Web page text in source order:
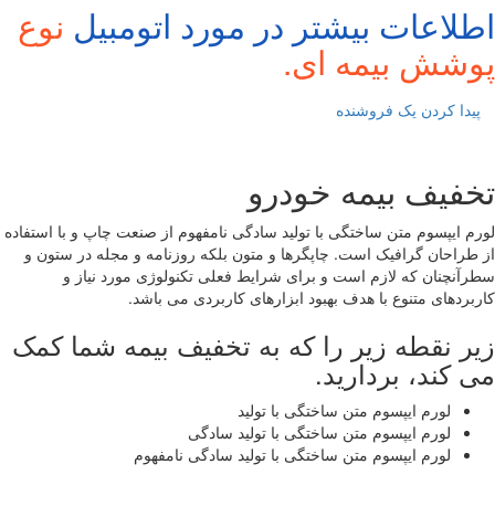
اطلاعات بیشتر در مورد اتومبیل نوع
پوشش بیمه ای.
پیدا کردن یک فروشنده
تخفیف بیمه خودرو
لورم ایپسوم متن ساختگی با تولید سادگی نامفهوم از صنعت چاپ و با استفاده
از طراحان گرافیک است. چاپگرها و متون بلکه روزنامه و مجله در ستون و
سطرآنچنان که لازم است و برای شرایط فعلی تکنولوژی مورد نیاز و
کاربردهای متنوع با هدف بهبود ابزارهای کاربردی می باشد.
زیر نقطه زیر را که به تخفیف بیمه شما کمک
می کند، بردارید.
لورم ایپسوم متن ساختگی با تولید
لورم ایپسوم متن ساختگی با تولید سادگی
لورم ایپسوم متن ساختگی با تولید سادگی نامفهوم